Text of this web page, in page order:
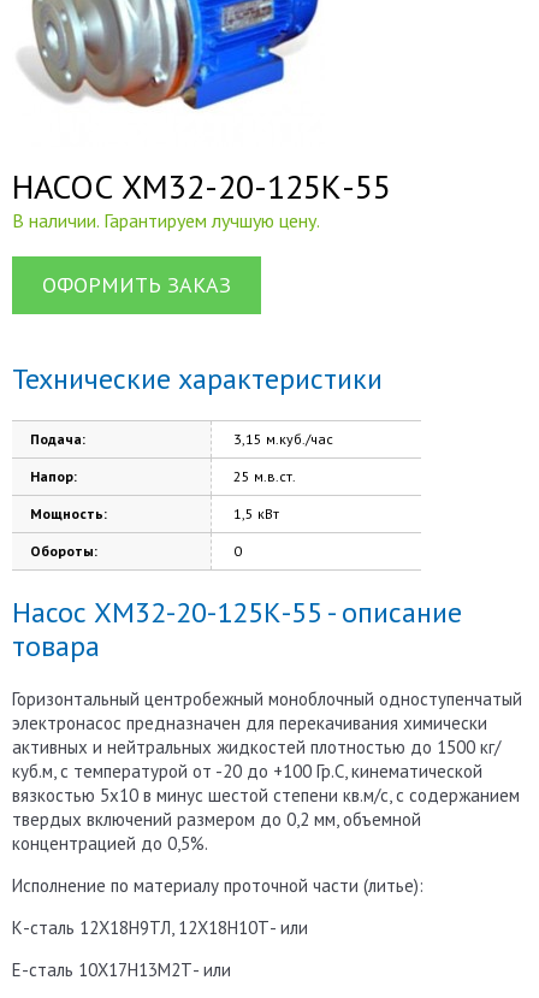
НАСОС ХМ32-20-125К-55
В наличии. Гарантируем лучшую цену.
ОФОРМИТЬ ЗАКАЗ
Технические характеристики
Подача: 3,15 м.куб./час
Напор: 25 м.в.ст.
Мощность: 1,5 кВт
Обороты: 0
Насос ХМ32-20-125К-55 - описание
товара
Горизонтальный центробежный моноблочный одноступенчатый
электронасос предназначен для перекачивания химически
активных и нейтральных жидкостей плотностью до 1500 кг/
куб.м, с температурой от -20 до +100 Гр.С, кинематической
вязкостью 5х10 в минус шестой степени кв.м/с, с содержанием
твердых включений размером до 0,2 мм, объемной
концентрацией до 0,5%.
Исполнение по материалу проточной части (литье):
К-сталь 12Х18Н9ТЛ, 12Х18Н10Т- или
Е-сталь 10Х17Н13М2Т- или